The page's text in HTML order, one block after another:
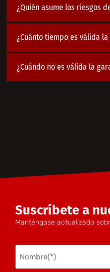
¿Quién asume los riesgos
¿Cuánto tiempo es válida
¿Cuándo no es válida la
Suscríbete a
Manténgase actualizado
Nombre
(Obligatorio)